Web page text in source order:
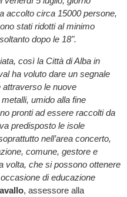
accolto circa 15000 persone,
stati ridotti al minimo
dopo le 18".
così la Città di Alba in
ha voluto dare un segnale
attraverso le nuove
umido alla fine
pronti ad essere raccolti da
predisposto le isole
nell’area concerto,
comune, gestore e
volta, che si possono ottenere
di educazione
, assessore alla